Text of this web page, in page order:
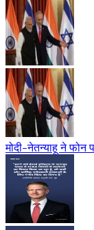
मोदी-नेतन्याहू ने फोन